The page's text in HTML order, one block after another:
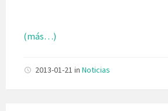
(más…)
2013-01-21 in Noticias